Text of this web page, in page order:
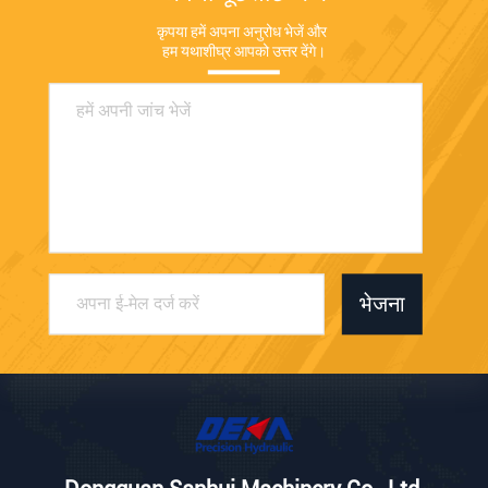
कृपया हमें अपना अनुरोध भेजें और
हम यथाशीघ्र आपको उत्तर देंगे।
भेजना